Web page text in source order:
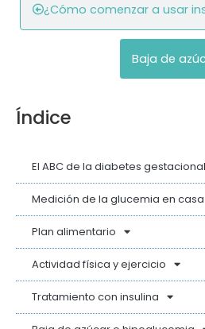
¿Cómo comenzar a usar
Baja de
Índice
El ABC de la diabetes gestacional
Medición de la glucemia en casa
Plan alimentario
Actividad física y ejercicio
Tratamiento con insulina